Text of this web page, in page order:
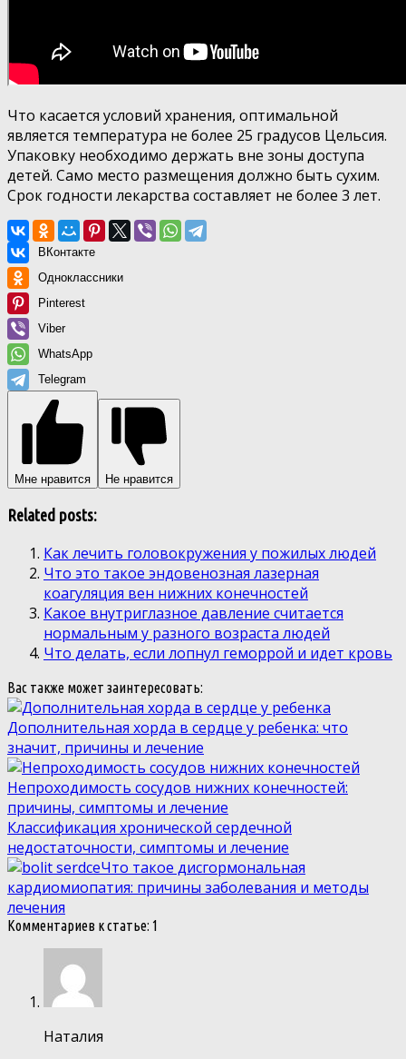
Что касается условий хранения, оптимальной
является температура не более 25 градусов Цельсия.
Упаковку необходимо держать вне зоны доступа
детей. Само место размещения должно быть сухим.
Срок годности лекарства составляет не более 3 лет.
ВКонтакте
Одноклассники
Pinterest
Viber
WhatsApp
Telegram
Мне нравится Не нравится
Related posts:
Как лечить головокружения у пожилых людей
Что это такое эндовенозная лазерная
коагуляция вен нижних конечностей
Какое внутриглазное давление считается
нормальным у разного возраста людей
Что делать, если лопнул геморрой и идет кровь
Вас также может заинтересовать:
Дополнительная хорда в сердце у ребенка: что
значит, причины и лечение
Непроходимость сосудов нижних конечностей:
причины, симптомы и лечение
Классификация хронической сердечной
недостаточности, симптомы и лечение
Что такое дисгормональная
кардиомиопатия: причины заболевания и методы
лечения
Комментариев к статье: 1
Наталия